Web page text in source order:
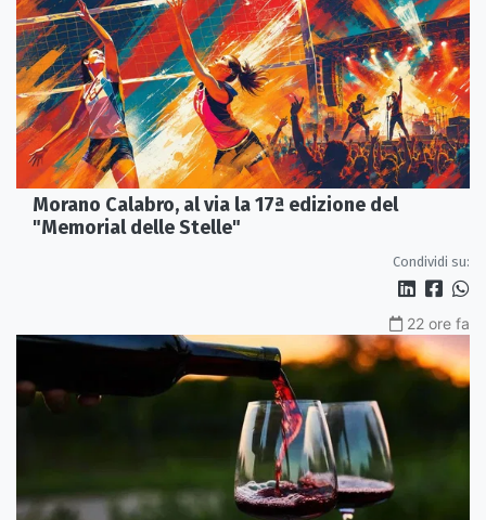
Morano Calabro, al via la 17ª edizione del
"Memorial delle Stelle"
Condividi su:
22 ore fa